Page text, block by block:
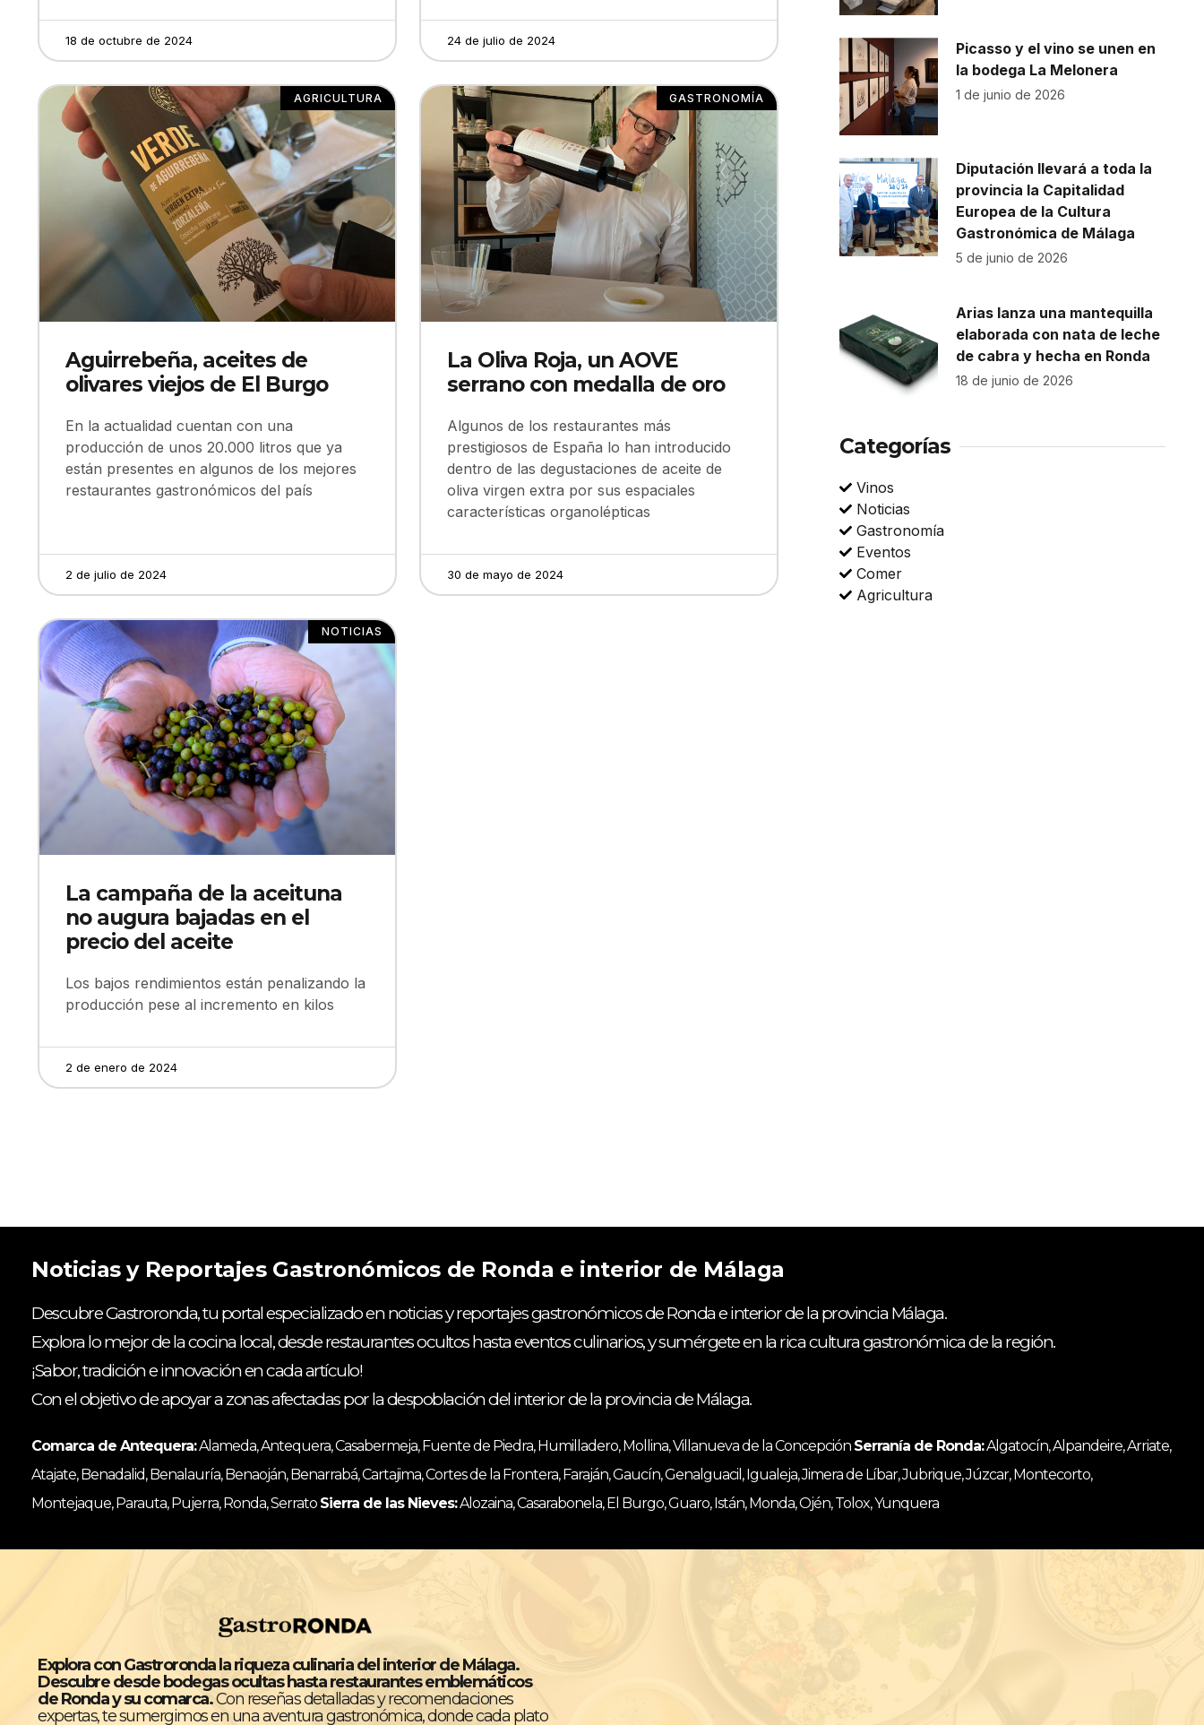
18 de octubre de 2024 24 de julio de 2024
AGRICULTURA
Aguirrebeña, aceites de
olivares viejos de El Burgo
En la actualidad cuentan con una
producción de unos 20.000 litros que ya
están presentes en algunos de los mejores
restaurantes gastronómicos del país
2 de julio de 2024
GASTRONOMÍA
La Oliva Roja, un AOVE
serrano con medalla de oro
Algunos de los restaurantes más
prestigiosos de España lo han introducido
dentro de las degustaciones de aceite de
oliva virgen extra por sus espaciales
características organolépticas
30 de mayo de 2024
NOTICIAS
La campaña de la aceituna
no augura bajadas en el
precio del aceite
Los bajos rendimientos están penalizando la
producción pese al incremento en kilos
2 de enero de 2024
Picasso y el vino se unen en
la bodega La Melonera
1 de junio de 2026
Diputación llevará a toda la
provincia la Capitalidad
Europea de la Cultura
Gastronómica de Málaga
5 de junio de 2026
Arias lanza una mantequilla
elaborada con nata de leche
de cabra y hecha en Ronda
18 de junio de 2026
Categorías
Vinos
Noticias
Gastronomía
Eventos
Comer
Agricultura
Noticias y Reportajes Gastronómicos de Ronda e interior de Málaga
Descubre Gastroronda, tu portal especializado en noticias y reportajes gastronómicos de Ronda e interior de la provincia Málaga.
Explora lo mejor de la cocina local, desde restaurantes ocultos hasta eventos culinarios, y sumérgete en la rica cultura gastronómica de la región.
¡Sabor, tradición e innovación en cada artículo!
Con el objetivo de apoyar a zonas afectadas por la despoblación del interior de la provincia de Málaga.
Comarca de Antequera:Alameda, Antequera, Casabermeja, Fuente de Piedra, Humilladero, Mollina, Villanueva de la Concepción Serranía de Ronda:Algatocín, Alpandeire, Arriate,
Atajate, Benadalid, Benalauría, Benaoján, Benarrabá, Cartajima, Cortes de la Frontera, Faraján, Gaucín, Genalguacil, Igualeja, Jimera de Líbar, Jubrique, Júzcar, Montecorto,
Montejaque, Parauta, Pujerra, Ronda, Serrato Sierra de las Nieves:Alozaina, Casarabonela, El Burgo, Guaro, Istán, Monda, Ojén, Tolox, Yunquera
Explora con Gastroronda la riqueza culinaria del interior de Málaga.
Descubre desde bodegas ocultas hasta restaurantes emblemáticos
de Ronda y su comarca.Con reseñas detalladas y recomendaciones
expertas, te sumergimos en una aventura gastronómica, donde cada plato